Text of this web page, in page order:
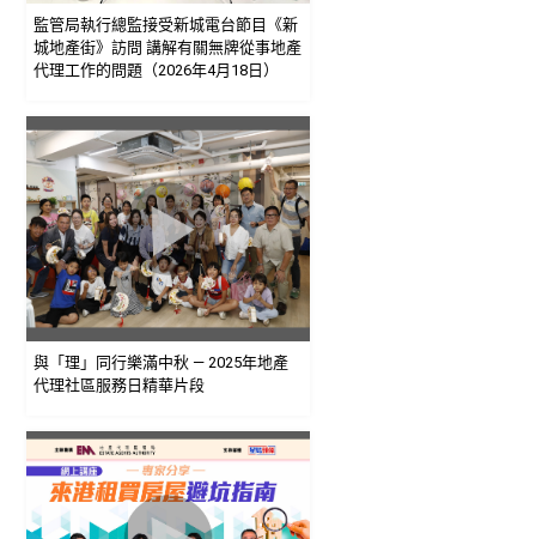
監管局執行總監接受新城電台節目《新
城地產街》訪問 講解有關無牌從事地產
代理工作的問題（2026年4月18日）
與「理」同行樂滿中秋 — 2025年地產
代理社區服務日精華片段